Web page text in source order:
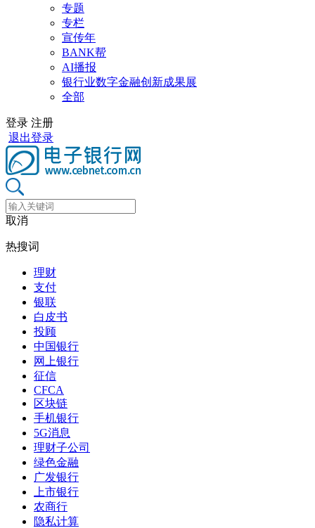
专题
专栏
宣传年
BANK帮
AI播报
银行业数字金融创新成果展
全部
登录 注册
退出登录
取消
热搜词
理财
支付
银联
白皮书
投顾
中国银行
网上银行
征信
CFCA
区块链
手机银行
5G消息
理财子公司
绿色金融
广发银行
上市银行
农商行
隐私计算